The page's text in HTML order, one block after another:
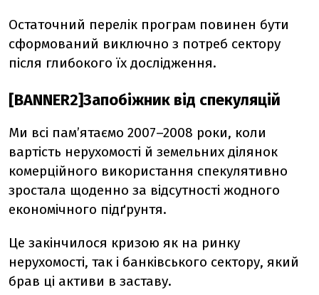
Остаточний перелік програм повинен бути
сформований виключно з потреб сектору
після глибокого їх дослідження.
[BANNER2]Запобіжник від спекуляцій
Ми всі пам’ятаємо 2007–2008 роки, коли
вартість нерухомості й земельних ділянок
комерційного використання спекулятивно
зростала щоденно за відсутності жодного
економічного підґрунтя.
Це закінчилося кризою як на ринку
нерухомості, так і банківського сектору, який
брав ці активи в заставу.